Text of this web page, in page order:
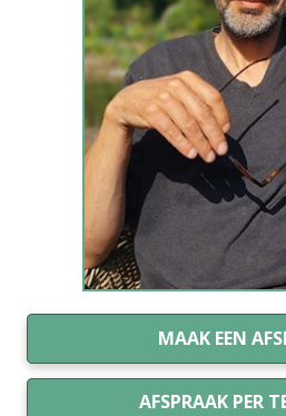
MAAK EEN
AFSPRAAK PER